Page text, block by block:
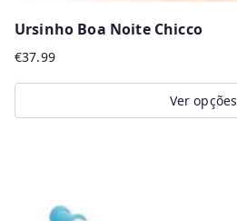
Ursinho Boa Noite Chicco
€37.99
Ver opções
multiple